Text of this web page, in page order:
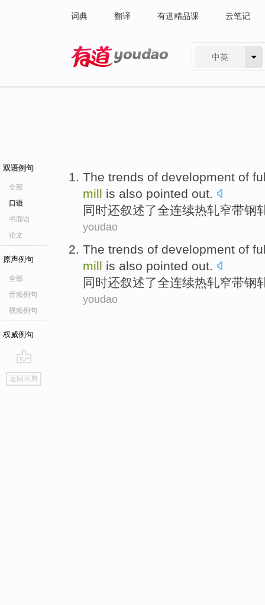
词典 翻译 有道精品课 云笔记
中英
双语例句
全部
口语
书面语
论文
原声例句
全部
音频例句
视频例句
权威例句
go
top
返回词典
The trends of development of
mill is also pointed out.
同时还叙述了全连续热轧窄带钢
youdao
The trends of development of
mill is also pointed out.
同时还叙述了全连续热轧窄带钢
youdao